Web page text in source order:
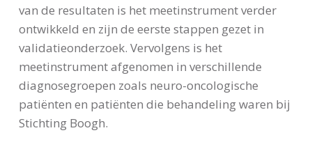
van de resultaten is het meetinstrument verder
ontwikkeld en zijn de eerste stappen gezet in
validatieonderzoek. Vervolgens is het
meetinstrument afgenomen in verschillende
diagnosegroepen zoals neuro-oncologische
patiënten en patiënten die behandeling waren bij
Stichting Boogh.